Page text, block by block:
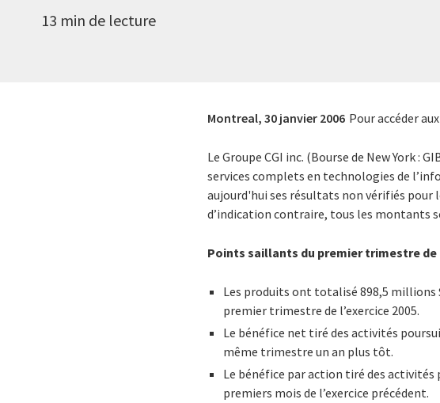
13 min de lecture
Montreal, 30 janvier 2006 Pour accéder
Le Groupe CGI inc. (Bourse de New York :
services complets en technologies de
aujourd'hui ses résultats non vérifiés pour
d’indication contraire, tous les montants
Points saillants du premier trimestre de
Les produits ont totalisé 898,5 millions
premier trimestre de l’exercice 2005.
Le bénéfice net tiré des activités
même trimestre un an plus tôt.
Le bénéfice par action tiré des activités
premiers mois de l’exercice précédent.